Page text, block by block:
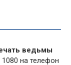
ведьмы
на телефон